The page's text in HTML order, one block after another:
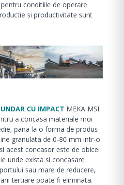
conditiile de operare
si productivitate sunt
CU IMPACT MEKA MSI
a concasa materiale moi
pana la o forma de produs
granulata de 0-80 mm intr-o
acest concasor este de obicei
unde exista si concasare
sau mare de reducere,
tertiare poate fi eliminata.